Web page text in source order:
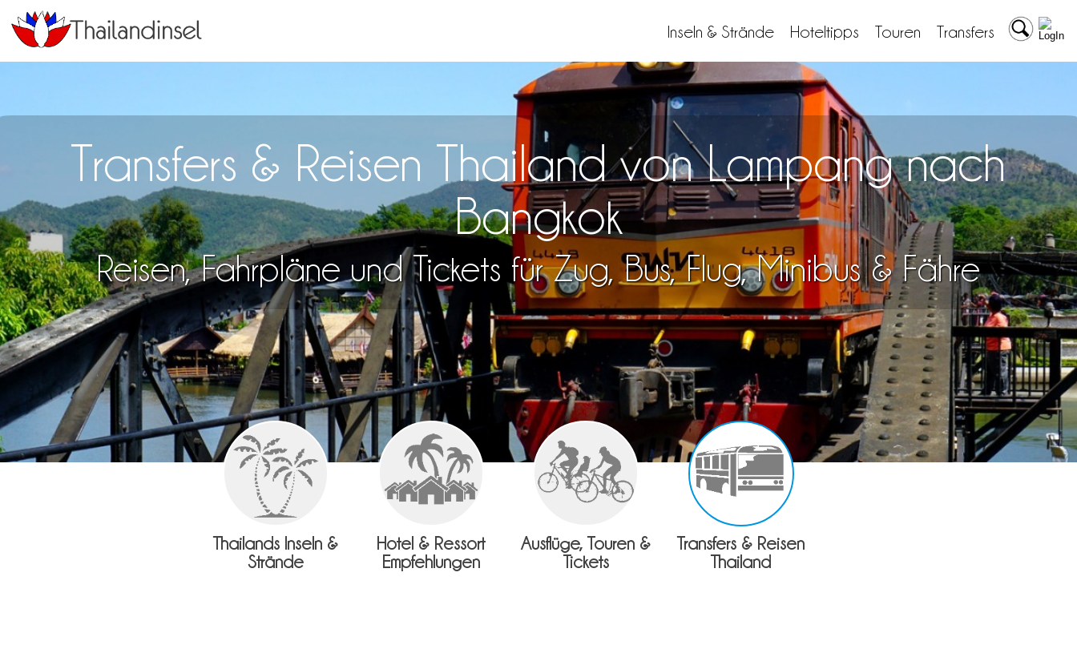
Transfers
Touren
Hoteltipps
Inseln & Strände
Transfers & Reisen Thailand von Lampang nach
Bangkok
Reisen, Fahrpläne und Tickets für Zug, Bus, Flug, Minibus & Fähre
Thailands Inseln &
Strände
Hotel & Ressort
Empfehlungen
Ausflüge, Touren &
Tickets
Transfers & Reisen
Thailand